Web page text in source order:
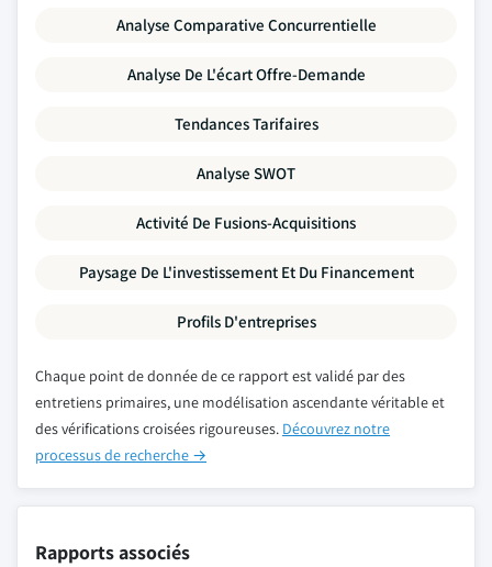
Analyse Comparative Concurrentielle
Analyse De L'écart Offre-Demande
Tendances Tarifaires
Analyse SWOT
Activité De Fusions-Acquisitions
Paysage De L'investissement Et Du Financement
Profils D'entreprises
Chaque point de donnée de ce rapport est validé par des
entretiens primaires, une modélisation ascendante véritable et
des vérifications croisées rigoureuses. Découvrez notre
processus de recherche →
Rapports associés